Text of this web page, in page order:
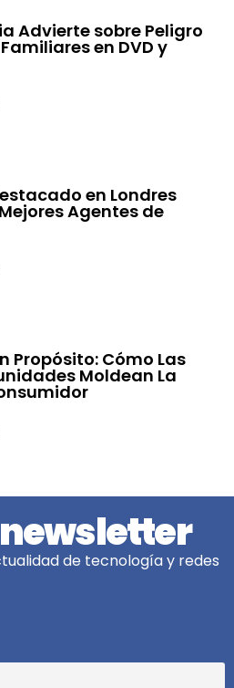
Advierte sobre Peligro
en DVD y
en Londres
Agentes de
Propósito: Cómo Las
Moldean La
de tecnología y redes